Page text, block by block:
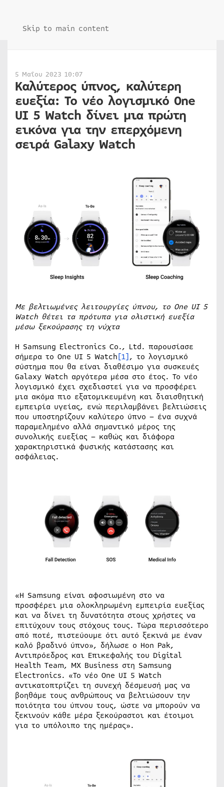
Skip to main content
5 Μαΐου 2023 10:07
Καλύτερος ύπνος, καλύτερη
ευεξία: Το νέο λογισμικό One
UI 5 Watch δίνει μια πρώτη
εικόνα για την επερχόμενη
σειρά Galaxy Watch
Με βελτιωμένες λειτουργίες ύπνου, το One UI 5
Watch θέτει τα πρότυπα για ολιστική ευεξία
μέσω ξεκούρασης τη νύχτα
Η Samsung Electronics Co., Ltd. παρουσίασε
σήμερα το One UI 5 Watch[1], το λογισμικό
σύστημα που θα είναι διαθέσιμο για συσκευές
Galaxy Watch αργότερα μέσα στο έτος. Το νέο
λογισμικό έχει σχεδιαστεί για να προσφέρει
μια ακόμα πιο εξατομικευμένη και διαισθητική
εμπειρία υγείας, ενώ περιλαμβάνει βελτιώσεις
που υποστηρίζουν καλύτερο ύπνο – ένα συχνά
παραμελημένο αλλά σημαντικό μέρος της
συνολικής ευεξίας – καθώς και διάφορα
χαρακτηριστικά φυσικής κατάστασης και
ασφάλειας.
«Η Samsung είναι αφοσιωμένη στο να
προσφέρει μια ολοκληρωμένη εμπειρία ευεξίας
και να δίνει τη δυνατότητα στους χρήστες να
επιτύχουν τους στόχους τους. Τώρα περισσότερο
από ποτέ, πιστεύουμε ότι αυτό ξεκινά με έναν
καλό βραδινό ύπνο», δήλωσε ο Hon Pak,
Αντιπρόεδρος και Επικεφαλής του Digital
Health Team, MX Business στη Samsung
Electronics. «Το νέο One UI 5 Watch
αντικατοπτρίζει τη συνεχή δέσμευσή μας να
βοηθάμε τους ανθρώπους να βελτιώσουν την
ποιότητα του ύπνου τους, ώστε να μπορούν να
ξεκινούν κάθε μέρα ξεκούραστοι και έτοιμοι
για το υπόλοιπο της ημέρας».